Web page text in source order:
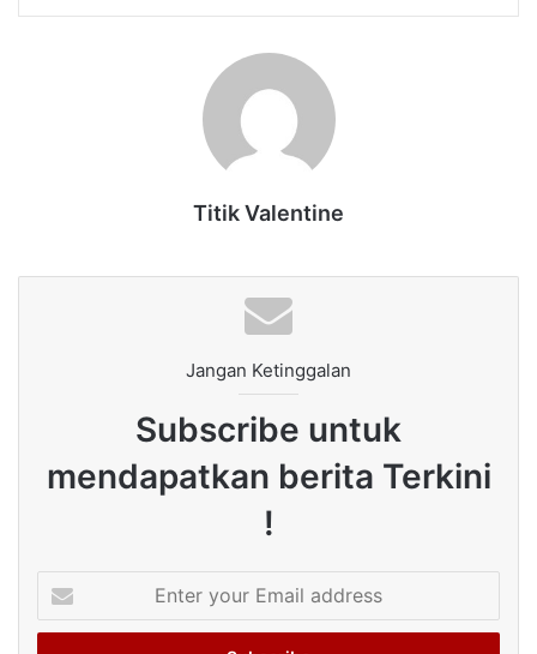
Titik Valentine
Jangan Ketinggalan
Subscribe untuk
mendapatkan berita Terkini
!
your
Email